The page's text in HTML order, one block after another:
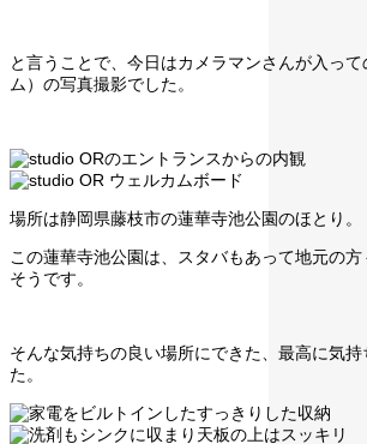
と言うことで、今日はカメラマンさんが入っ
ム）の写真撮影でした。
場所は静岡県藤枝市の蓮華寺池公園のほとり。
この蓮華寺池公園は、スタバもあって地元の
そうです。
そんな気持ちの良い場所にできた、最高に気持
た。